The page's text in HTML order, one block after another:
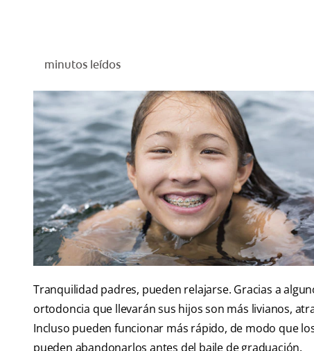
minutos leídos
Tranquilidad padres, pueden relajarse. Gracias a
ortodoncia que llevarán sus hijos son más livianos,
Incluso pueden funcionar más rápido, de modo que
pueden abandonarlos antes del baile de graduación.